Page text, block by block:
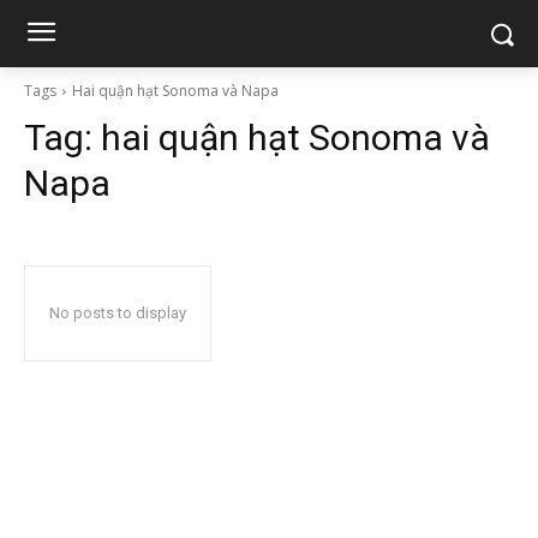
Tags Hai quận hạt Sonoma và Napa
Tag: hai quận hạt Sonoma và
Napa
No posts to display